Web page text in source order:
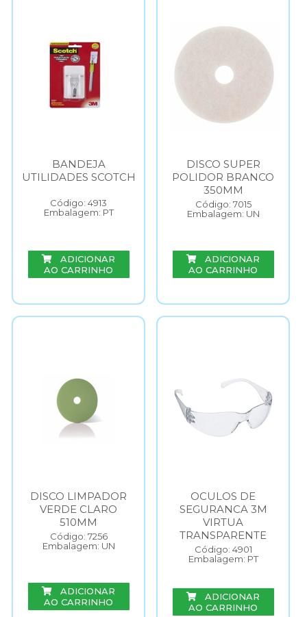
BANDEJA
UTILIDADES SCOTCH
Código: 4913
Embalagem: PT
ADICIONAR
AO CARRINHO
DISCO SUPER
POLIDOR BRANCO
350MM
Código: 7015
Embalagem: UN
ADICIONAR
AO CARRINHO
DISCO LIMPADOR
VERDE CLARO
510MM
Código: 7256
Embalagem: UN
ADICIONAR
AO CARRINHO
OCULOS DE
SEGURANCA 3M
VIRTUA
TRANSPARENTE
Código: 4901
Embalagem: PT
ADICIONAR
AO CARRINHO